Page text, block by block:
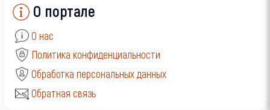
О портале
О нас
Политика конфиденциальности
Обработка персональных данных
Обратная связь